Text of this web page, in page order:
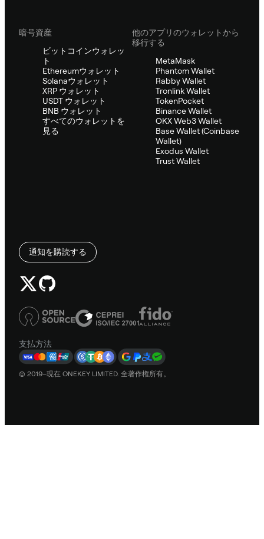
暗号資産
ビットコインウォレッ
ト
Ethereumウォレット
Solanaウォレット
XRP ウォレット
USDT ウォレット
BNB ウォレット
すべてのウォレットを
見る
他のアプリのウォレットから
移行する
MetaMask
Phantom Wallet
Rabby Wallet
Tronlink Wallet
TokenPocket
Binance Wallet
OKX Web3 Wallet
Base Wallet (Coinbase
Wallet)
Exodus Wallet
Trust Wallet
通知を購読する
支払方法
© 2019–現在 ONEKEY LIMITED. 全著作権所有。